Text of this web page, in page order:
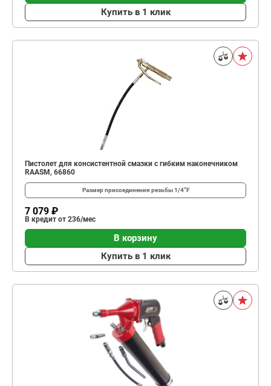
Купить в 1 клик
Пистолет для консистентной смазки с гибким наконечником
RAASM, 66860
Размер присоединения резьбы1/4”F
7 079 ₽
В кредит от 236/мес
В корзину
Купить в 1 клик